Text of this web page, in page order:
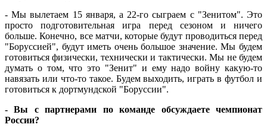
- Мы вылетаем 15 января, а 22-го сыграем с "Зенитом". Это
просто подготовительная игра перед сезоном и ничего
больше. Конечно, все матчи, которые будут проводиться перед
"Боруссией", будут иметь очень большое значение. Мы будем
готовиться физически, технически и тактически. Мы не будем
думать о том, что это "Зенит" и ему надо войну какую-то
навязать или что-то такое. Будем выходить, играть в футбол и
готовиться к дортмундской "Боруссии".
- Вы с партнерами по команде обсуждаете чемпионат
России?